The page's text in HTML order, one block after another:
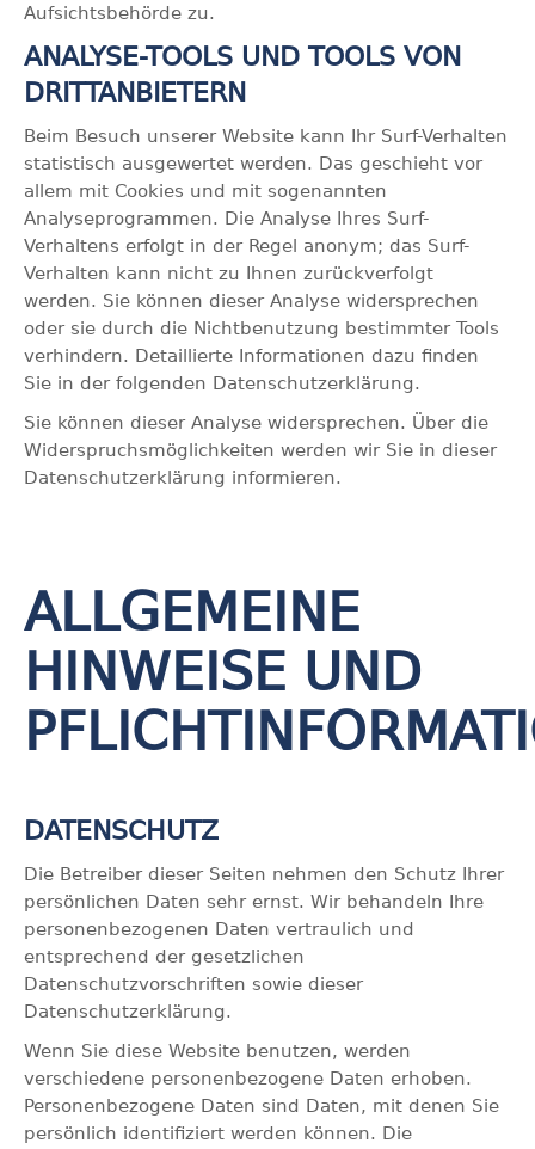
Aufsichtsbehörde zu.
ANALYSE-TOOLS UND TOOLS VON
DRITTANBIETERN
Beim Besuch unserer Website kann Ihr Surf-Verhalten
statistisch ausgewertet werden. Das geschieht vor
allem mit Cookies und mit sogenannten
Analyseprogrammen. Die Analyse Ihres Surf-
Verhaltens erfolgt in der Regel anonym; das Surf-
Verhalten kann nicht zu Ihnen zurückverfolgt
werden. Sie können dieser Analyse widersprechen
oder sie durch die Nichtbenutzung bestimmter Tools
verhindern. Detaillierte Informationen dazu finden
Sie in der folgenden Datenschutzerklärung.
Sie können dieser Analyse widersprechen. Über die
Widerspruchsmöglichkeiten werden wir Sie in dieser
Datenschutzerklärung informieren.
ALLGEMEINE
HINWEISE UND
DATENSCHUTZ
Die Betreiber dieser Seiten nehmen den Schutz Ihrer
persönlichen Daten sehr ernst. Wir behandeln Ihre
personenbezogenen Daten vertraulich und
entsprechend der gesetzlichen
Datenschutzvorschriften sowie dieser
Datenschutzerklärung.
Wenn Sie diese Website benutzen, werden
verschiedene personenbezogene Daten erhoben.
Personenbezogene Daten sind Daten, mit denen Sie
persönlich identifiziert werden können. Die